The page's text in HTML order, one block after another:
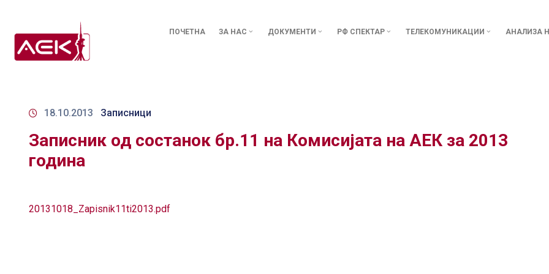
ПОЧЕТНА ЗА НАС ДОКУМЕНТИ РФ СПЕКТАР ТЕЛЕКОМУНИКАЦИИ АНАЛИЗА
18.10.2013 Записници
Записник од состанок бр.11 на Комисијата на АЕК за 2013
година
20131018_Zapisnik11ti2013.pdf